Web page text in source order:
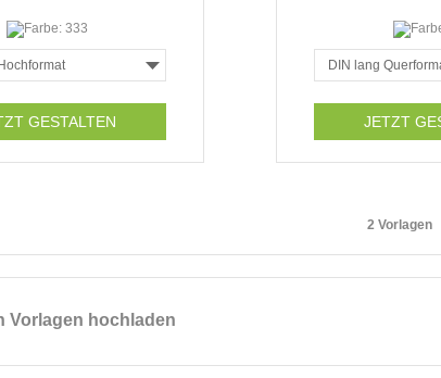
GESTALTEN JETZT
2 Vorlagen
Vorlagen hochladen